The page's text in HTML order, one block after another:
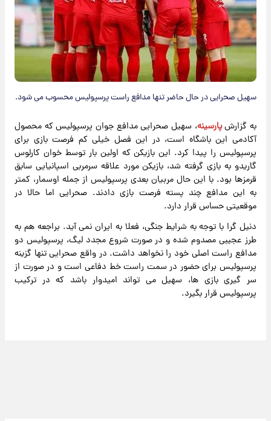
سهیل صحرایی در حال حاضر تنها مدافع راست پرسپولیس محسوب می شود.
به گزارشپارسینه، سهیل صحرایی مدافع جوان پرسپولیس که محصول
آکادمی این باشگاه است، در این فصل خیلی کم فرصت بازی برای
پرسپولیس را پیدا کرد. این بازیکن که اولین بار توسط خوان کارلوس
گاریدو به بازی گرفته شد، بازیکن مورد علاقه سرمربی اسپانیایی سابق
قرمزها بود. با این حال مربیان بعدی پرسپولیس از جمله اوسمار، کمتر
به این مدافع چند پسته فرصت بازی دادند. صحرایی اما حالا در
موقعیتی حساس قرار دارد.
دنیل گرا با توجه به شرایط جنگی، فعلا به ایران نمی آید. براجعه هم به
طرز عجیبی مصدوم شده و در صورت شروع مجدد لیگ، پرسپولیس دو
مدافع راست اصلی خود را نخواهد داشت. در واقع صحرایی تنها گزینه
پرسپولیس برای حضور در سمت راست خط دفاعی است و در صورت از
سر گیری بازی ها، سهیل می تواند امیدوار باشد که در ترکیب
پرسپولیس قرار بگیرد.